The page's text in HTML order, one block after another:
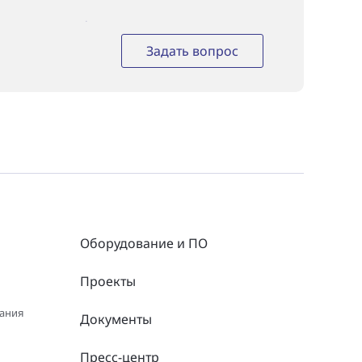
Задать вопрос
Оборудование и ПО
Проекты
Документы
Пресс-центр